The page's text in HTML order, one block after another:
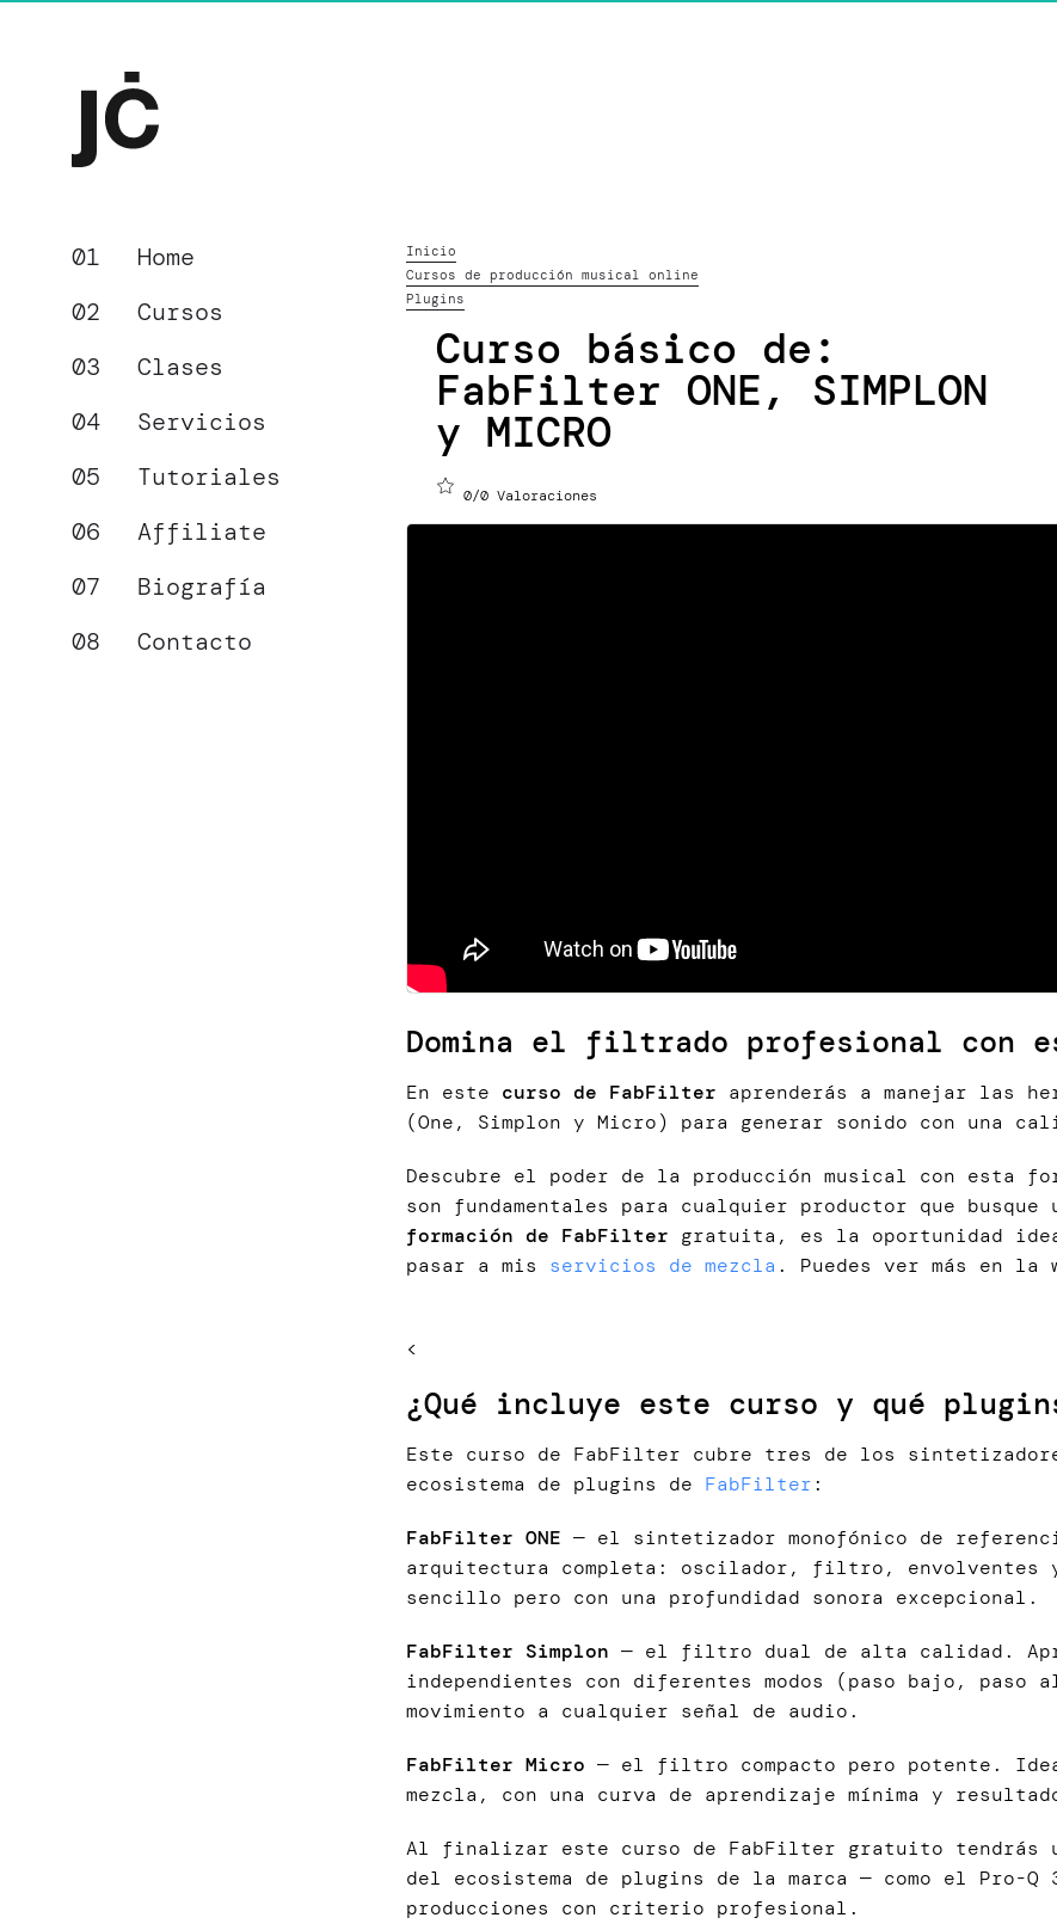
Home
Cursos
Clases
Servicios
Tutoriales
Affiliate
Biografía
Contacto
Inicio
Cursos de producción musical online
Plugins
Curso básico de:
FabFilter ONE, SIMPLON
y MICRO
0/0 Valoraciones
Domina el filtrado profesional con
En este curso de FabFilter aprenderás a manejar las
(One, Simplon y Micro) para generar sonido con una
Descubre el poder de la producción musical con esta
son fundamentales para cualquier productor que
formación de FabFilter gratuita, es la oportunidad
pasar a mis servicios de mezcla . Puedes ver más en la
<
¿Qué incluye este curso y qué
Este curso de FabFilter cubre tres de los
ecosistema de plugins de FabFilter:
FabFilter ONE — el sintetizador monofónico de
arquitectura completa: oscilador, filtro, envolventes y
sencillo pero con una profundidad sonora excepcional.
FabFilter Simplon — el filtro dual de alta calidad.
independientes con diferentes modos (paso bajo,
movimiento a cualquier señal de audio.
FabFilter Micro — el filtro compacto pero potente.
mezcla, con una curva de aprendizaje mínima y
Al finalizar este curso de FabFilter gratuito tendrás
del ecosistema de plugins de la marca — como el Pro-
producciones con criterio profesional.